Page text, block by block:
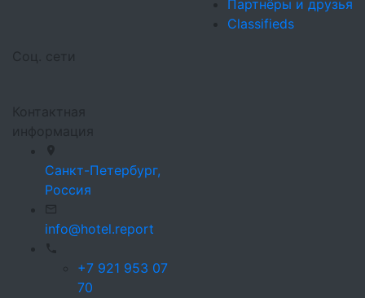
Партнёры и друзья
Classifieds
Соц. сети
Контактная
информация
Санкт-Петербург,
Россия
info@hotel.report
+7 921 953 07
70